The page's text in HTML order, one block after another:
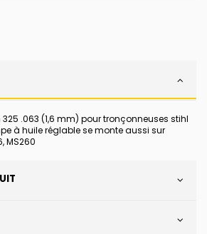
.063 (1,6 mm) pour tronçonneuses stihl
à huile réglable se monte aussi sur
MS260